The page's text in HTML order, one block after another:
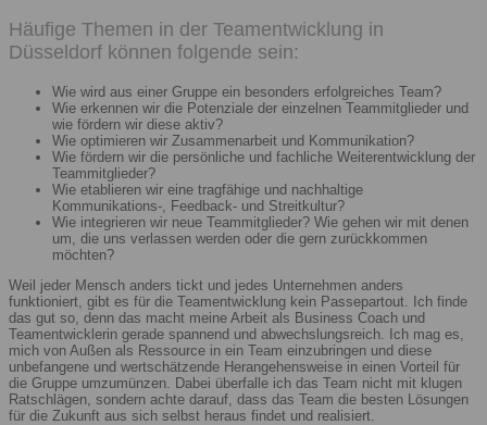
Häufige Themen in der Teamentwicklung in
Düsseldorf können folgende sein:
Wie wird aus einer Gruppe ein besonders erfolgreiches Team?
Wie erkennen wir die Potenziale der einzelnen Teammitglieder und
wie fördern wir diese aktiv?
Wie optimieren wir Zusammenarbeit und Kommunikation?
Wie fördern wir die persönliche und fachliche Weiterentwicklung der
Teammitglieder?
Wie etablieren wir eine tragfähige und nachhaltige
Kommunikations-, Feedback- und Streitkultur?
Wie integrieren wir neue Teammitglieder? Wie gehen wir mit denen
um, die uns verlassen werden oder die gern zurückkommen
möchten?
Weil jeder Mensch anders tickt und jedes Unternehmen anders
funktioniert, gibt es für die Teamentwicklung kein Passepartout. Ich finde
das gut so, denn das macht meine Arbeit als Business Coach und
Teamentwicklerin gerade spannend und abwechslungsreich. Ich mag es,
mich von Außen als Ressource in ein Team einzubringen und diese
unbefangene und wertschätzende Herangehensweise in einen Vorteil für
die Gruppe umzumünzen. Dabei überfalle ich das Team nicht mit klugen
Ratschlägen, sondern achte darauf, dass das Team die besten Lösungen
für die Zukunft aus sich selbst heraus findet und realisiert.